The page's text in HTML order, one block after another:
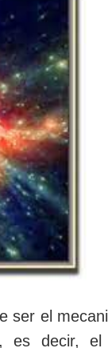
ser el
es decir,